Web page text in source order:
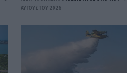
ΑΥΓΟΎΣΤΟΥ 2026